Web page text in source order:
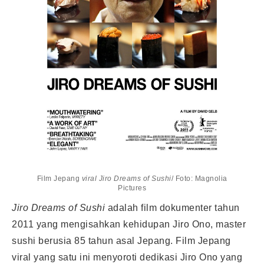
Film Jepang viral Jiro Dreams of Sushi/ Foto: Magnolia
Pictures
Jiro Dreams of Sushi adalah film dokumenter tahun
2011 yang mengisahkan kehidupan Jiro Ono, master
sushi berusia 85 tahun asal Jepang. Film Jepang
viral yang satu ini menyoroti dedikasi Jiro Ono yang